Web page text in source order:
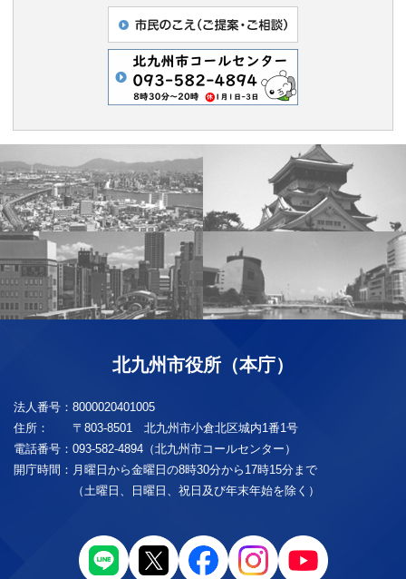
北九州市役所（本庁）
法人番号： 8000020401005
住所：
〒803-8501 北九州市小倉北区城内1番1号
電話番号： 093-582-4894（北九州市コールセンター）
開庁時間： 月曜日から金曜日の8時30分から17時15分まで
（土曜日、日曜日、祝日及び年末年始を除く）